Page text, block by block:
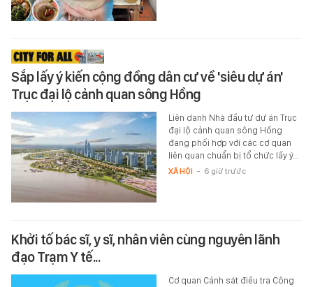
Sắp lấy ý kiến cộng đồng dân cư về 'siêu dự án'
Trục đại lộ cảnh quan sông Hồng
Liên danh Nhà đầu tư dự án Trục
đại lộ cảnh quan sông Hồng
đang phối hợp với các cơ quan
liên quan chuẩn bị tổ chức lấy ý…
XÃ HỘI - 6 giờ trước
Khởi tố bác sĩ, y sĩ, nhân viên cùng nguyên lãnh
đạo Trạm Y tế...
Cơ quan Cảnh sát điều tra Công